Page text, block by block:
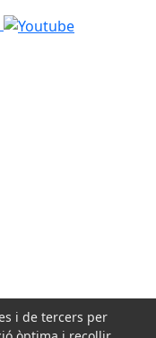
i de tercers per